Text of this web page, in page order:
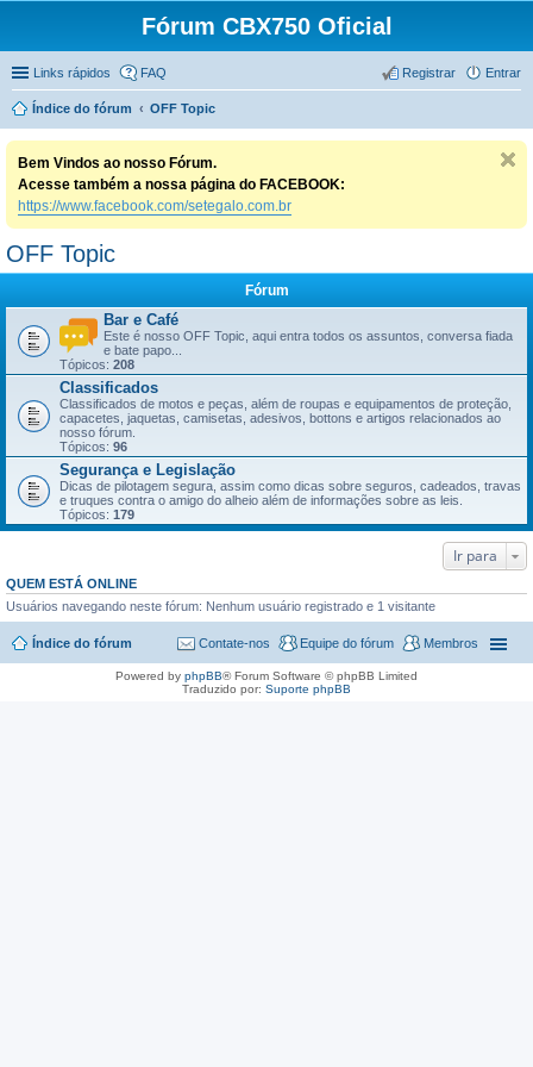
Fórum CBX750 Oficial
Links rápidos FAQ Entrar
Registrar
Índice do fórum OFF Topic
Bem Vindos ao nosso Fórum.
Acesse também a nossa página do FACEBOOK:
https://www.facebook.com/setegalo.com.br
OFF Topic
Fórum
Bar e Café
Este é nosso OFF Topic, aqui entra todos os assuntos, conversa fiada
e bate papo...
Tópicos: 208
Classificados
Classificados de motos e peças, além de roupas e equipamentos de proteção,
capacetes, jaquetas, camisetas, adesivos, bottons e artigos relacionados ao
nosso fórum.
Tópicos: 96
Segurança e Legislação
Dicas de pilotagem segura, assim como dicas sobre seguros, cadeados, travas
e truques contra o amigo do alheio além de informações sobre as leis.
Tópicos: 179
Ir para
QUEM ESTÁ ONLINE
Usuários navegando neste fórum: Nenhum usuário registrado e 1 visitante
Índice do fórum Membros
Equipe do fórum
Contate-nos
Powered by phpBB® Forum Software © phpBB Limited
Traduzido por: Suporte phpBB